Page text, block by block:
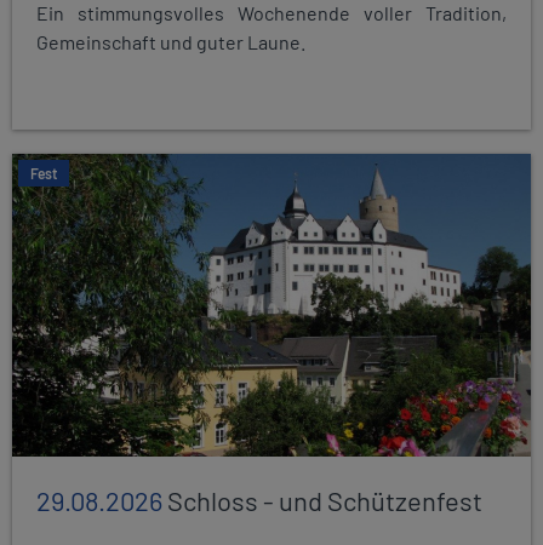
Ein stimmungsvolles Wochenende voller Tradition,
Gemeinschaft und guter Laune.
Fest
29.08.2026Schloss - und Schützenfest